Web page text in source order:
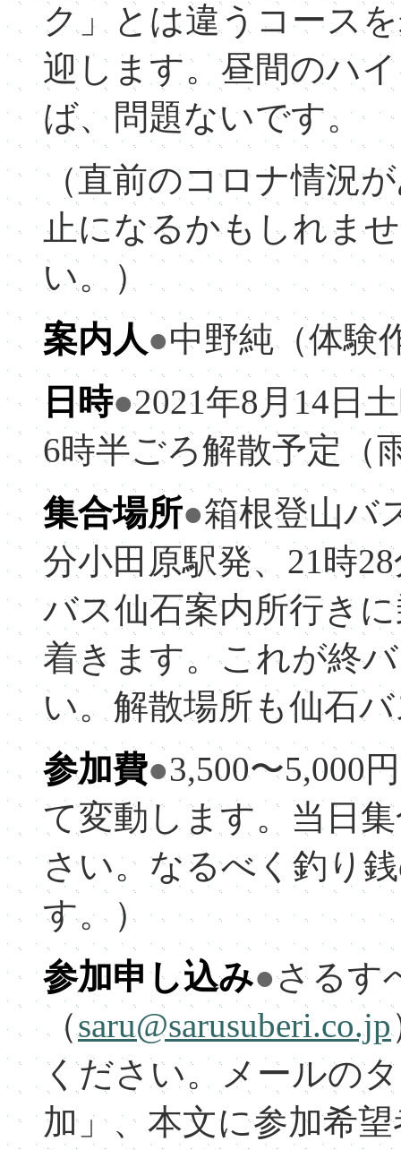
ク」とは違うコース
迎します。昼間のハ
ば、問題ないです。
（直前のコロナ情況
止になるかもしれま
い。）
案内人●中野純（体験
日時●2021年8月14日
6時半ごろ解散予定（
集合場所●箱根登山バ
分小田原駅発、21時
バス仙石案内所行き
着きます。これが終
い。解散場所も仙石
参加費●3,500〜5,000
て変動します。当日
さい。なるべく釣り
す。）
参加申し込み●さるす
（saru@sarusuberi.co.jp
ください。メールの
加」、本文に参加希